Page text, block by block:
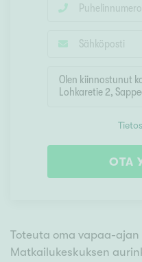
OTA
Toteuta oma vapaa-
Matkailukeskuksen